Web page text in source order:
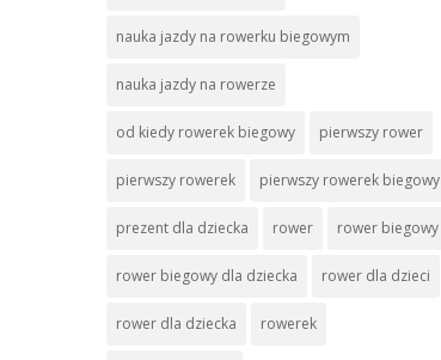
nauka jazdy na rowerku biegowym
nauka jazdy na rowerze
od kiedy rowerek biegowy pierwszy rower
pierwszy rowerek pierwszy rowerek biegowy
prezent dla dziecka rower rower biegowy
rower biegowy dla dziecka rower dla dzieci
rower dla dziecka rowerek